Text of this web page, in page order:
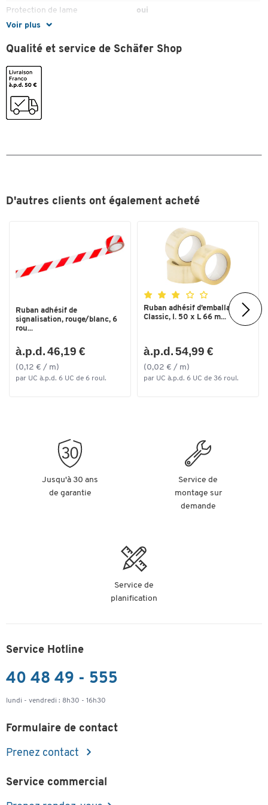
Voir plus
Protection de lame oui
Système avec frein
Coloris
Qualité et service de Schäfer Shop
D'autres clients ont également acheté
Ruban adhésif de
signalisation, rouge/blanc, 6
rou...
à.p.d. 46,19 €
(0,12 € / m)
par UC à.p.d. 6 UC de 6 roul.
Ruban adhésif d’emballage
Classic, l. 50 x L 66 m...
à.p.d. 54,99 €
(0,02 € / m)
par UC à.p.d. 6 UC de 36 roul.
Jusqu'à 30 ans
de garantie
Service de
montage sur
demande
Service de
planification
Service Hotline
40 48 49 - 555
lundi - vendredi : 8h30 - 16h30
Formulaire de contact
Prenez contact
Service commercial